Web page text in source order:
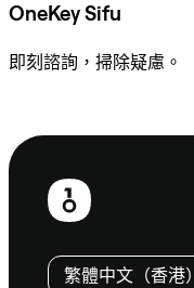
OneKey Sifu
即刻諮詢，掃除疑慮。
頁
繁體中文（香港）